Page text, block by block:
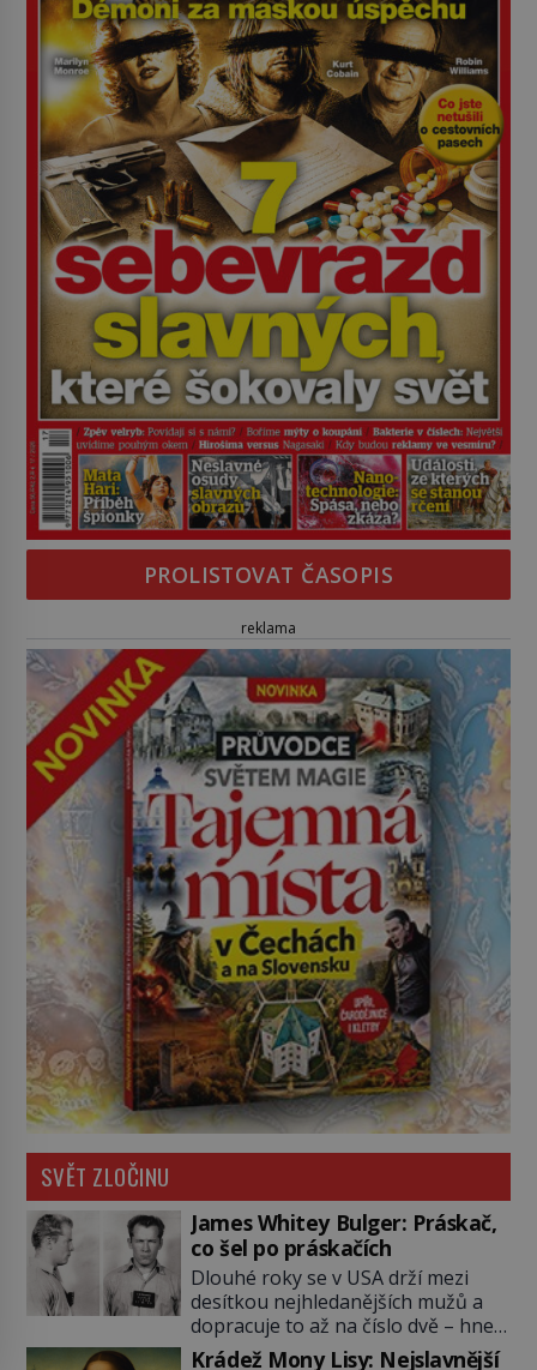
PROLISTOVAT ČASOPIS
reklama
SVĚT ZLOČINU
James Whitey Bulger: Práskač,
co šel po práskačích
Dlouhé roky se v USA drží mezi
desítkou nejhledanějších mužů a
dopracuje to až na číslo dvě – hned
po Usámovi bin Ládinovi (1957–
Krádež Mony Lisy: Nejslavnější